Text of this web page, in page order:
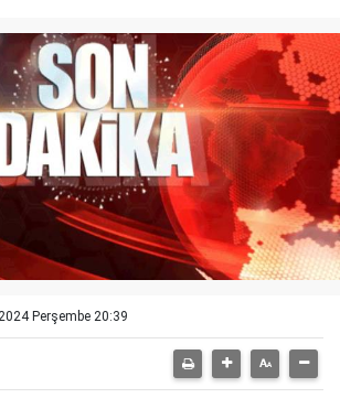
Perşembe 20:39